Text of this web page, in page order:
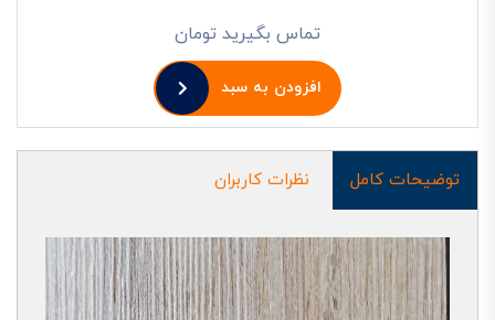
تماس بگیرید تومان
افزودن به سبد
توضیحات کامل نظرات کاربران